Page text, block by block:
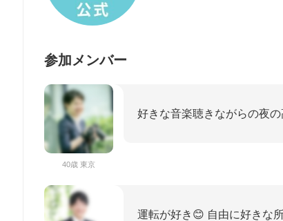
参加メンバー
40歳 東京
好きな音楽聴きながらの夜
運転が好き😊 自由に好きな